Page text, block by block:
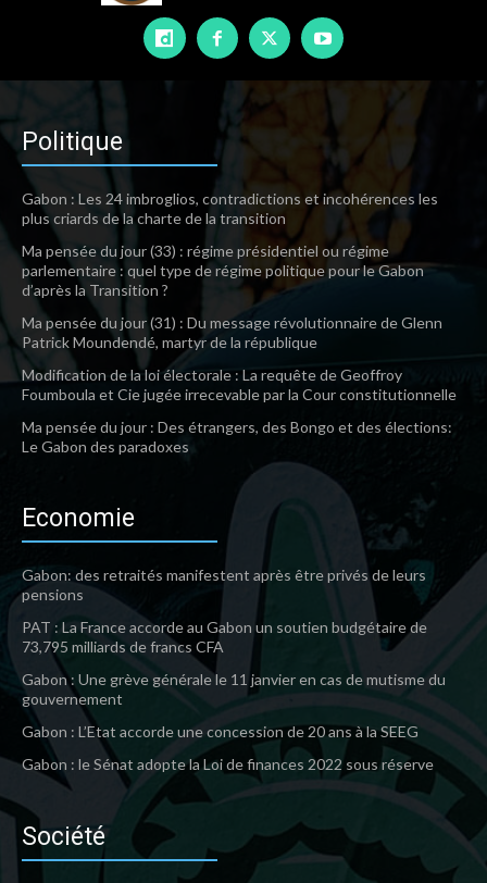
Politique
Gabon : Les 24 imbroglios, contradictions et incohérences les
plus criards de la charte de la transition
Ma pensée du jour (33) : régime présidentiel ou régime
parlementaire : quel type de régime politique pour le Gabon
d’après la Transition ?
Ma pensée du jour (31) : Du message révolutionnaire de Glenn
Patrick Moundendé, martyr de la république
Modification de la loi électorale : La requête de Geoffroy
Foumboula et Cie jugée irrecevable par la Cour constitutionnelle
Ma pensée du jour : Des étrangers, des Bongo et des élections:
Le Gabon des paradoxes
Economie
Gabon: des retraités manifestent après être privés de leurs
pensions
PAT : La France accorde au Gabon un soutien budgétaire de
73,795 milliards de francs CFA
Gabon : Une grève générale le 11 janvier en cas de mutisme du
gouvernement
Gabon : L’Etat accorde une concession de 20 ans à la SEEG
Gabon : le Sénat adopte la Loi de finances 2022 sous réserve
Société